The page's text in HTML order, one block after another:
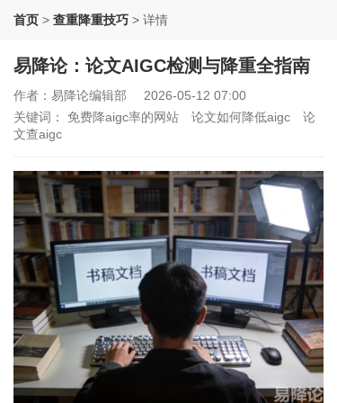
首页 > 查重降重技巧 > 详情
易降论：论文AIGC检测与降重全指南
作者：易降论编辑部
2026-05-12 07:00
关键词： 免费降aigc率的网站 论文如何降低aigc
论
文查aigc